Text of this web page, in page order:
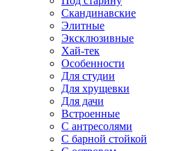
Скандинавские
Элитные
Эксклюзивные
Хай-тек
Особенности
Для студии
Для хрущевки
Для дачи
Встроенные
С антресолями
С барной стойкой